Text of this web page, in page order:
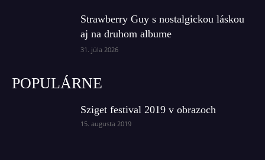
Strawberry Guy s nostalgickou láskou
aj na druhom albume
31. júla 2026
POPULÁRNE
Sziget festival 2019 v obrazoch
15. augusta 2019